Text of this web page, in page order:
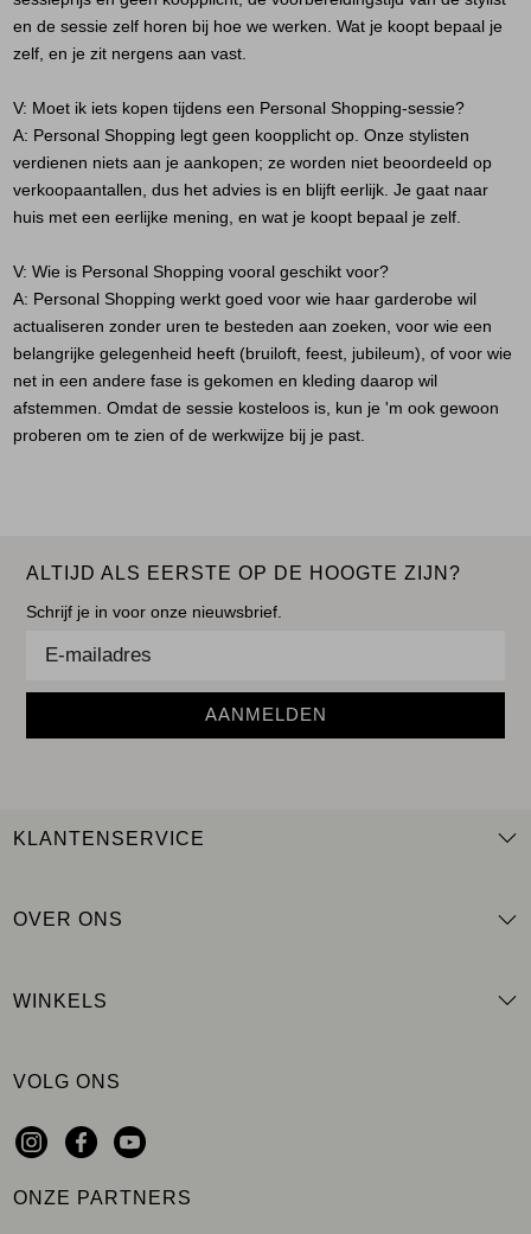
en de sessie zelf horen bij hoe we werken. Wat je koopt bepaal je
zelf, en je zit nergens aan vast.
V: Moet ik iets kopen tijdens een Personal Shopping-sessie?
A: Personal Shopping legt geen koopplicht op. Onze stylisten
verdienen niets aan je aankopen; ze worden niet beoordeeld op
verkoopaantallen, dus het advies is en blijft eerlijk. Je gaat naar
huis met een eerlijke mening, en wat je koopt bepaal je zelf.
V: Wie is Personal Shopping vooral geschikt voor?
A: Personal Shopping werkt goed voor wie haar garderobe wil
actualiseren zonder uren te besteden aan zoeken, voor wie een
belangrijke gelegenheid heeft (bruiloft, feest, jubileum), of voor wie
net in een andere fase is gekomen en kleding daarop wil
afstemmen. Omdat de sessie kosteloos is, kun je 'm ook gewoon
proberen om te zien of de werkwijze bij je past.
ALTIJD ALS EERSTE OP DE HOOGTE ZIJN?
Schrijf je in voor onze nieuwsbrief.
AANMELDEN
KLANTENSERVICE
OVER ONS
WINKELS
VOLG ONS
ONZE PARTNERS